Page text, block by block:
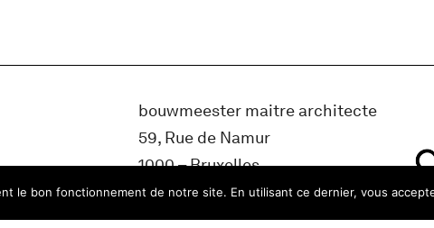
bouwmeester maitre architecte
59, Rue de Namur
1000 – Bruxelles
Belgique
le bon fonctionnement de notre site. En utilisant ce dernier, vous